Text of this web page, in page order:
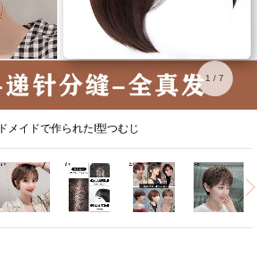
メイドで作られたI型つむじ
1 /7